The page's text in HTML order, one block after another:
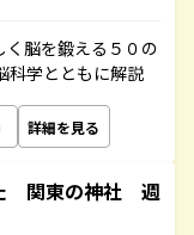
脳を鍛える５０の
科学とともに解説
詳細を見る
関東の神社 週